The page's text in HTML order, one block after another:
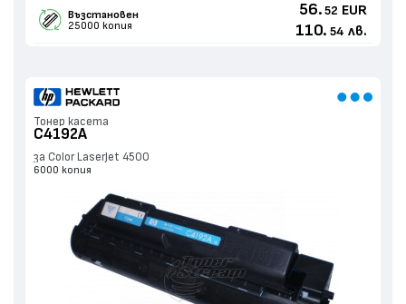
Възстановен
25000 копия
56. 52 EUR
110. 54 лв.
Тонер касета
C4192A
за Color LaserJet 4500
6000 копия